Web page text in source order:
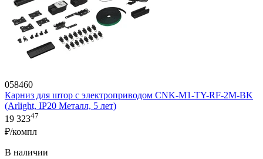
058460
Карниз для штор с электроприводом CNK-M1-TY-RF-2M-BK
(Arlight, IP20 Металл, 5 лет)
19 32347
₽/компл
В наличии